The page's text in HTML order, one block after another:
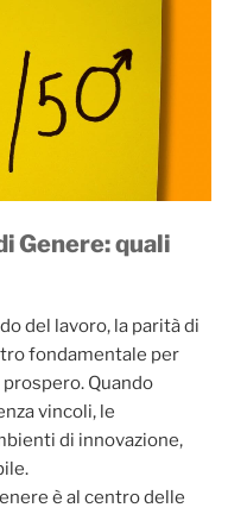
Genere: quali
del lavoro, la parità di
fondamentale per
Quando
vincoli, le
di innovazione,
è al centro delle